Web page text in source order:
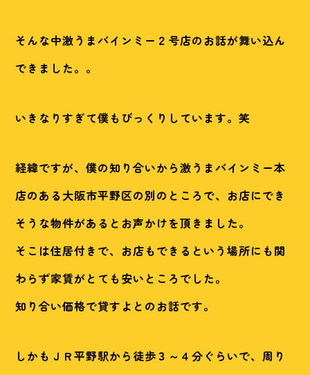
そんな中激うまバインミー２号店のお話が舞い込ん
できました。。
いきなりすぎて僕もびっくりしています。笑
経緯ですが、僕の知り合いから激うまバインミー本
店のある大阪市平野区の別のところで、お店にでき
そうな物件があるとお声かけを頂きました。
そこは住居付きで、お店もできるという場所にも関
わらず家賃がとても安いところでした。
知り合い価格で貸すよとのお話です。
しかもＪＲ平野駅から徒歩３～４分ぐらいで、周り